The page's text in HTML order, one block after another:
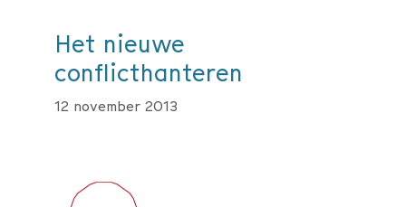
Het nieuwe
conflicthanteren
12 november 2013